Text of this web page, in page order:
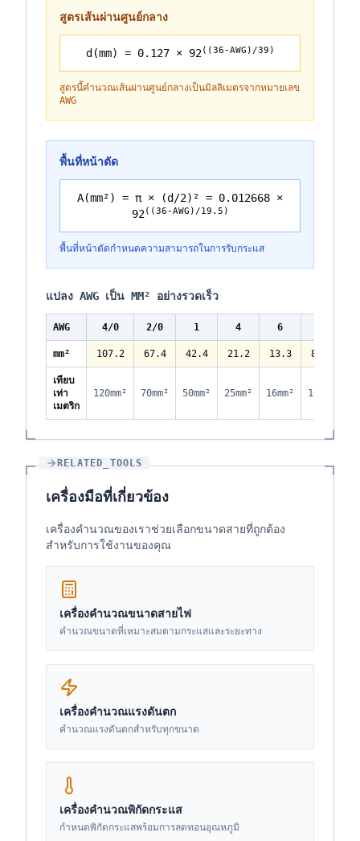
สูตรเส้นผ่านศูนย์กลาง
d(mm) = 0.127 × 92((36-AWG)/39)
สูตรนี้คำนวณเส้นผ่านศูนย์กลางเป็นมิลลิเมตรจากหมายเลข
AWG
พื้นที่หน้าตัด
A(mm²) = π × (d/2)² = 0.012668 ×
92((36-AWG)/19.5)
พื้นที่หน้าตัดกำหนดความสามารถในการรับกระแส
แปลง AWG เป็น MM² อย่างรวดเร็ว
AWG 4/0 2/0 1 4 6
mm² 107.2 67.4 42.4 21.2 13.3 8.37
เทียบ
เท่า
เมตริก
120mm² 70mm² 50mm² 25mm² 16mm² 10mm²
RELATED_TOOLS
เครื่องมือที่เกี่ยวข้อง
เครื่องคำนวณของเราช่วยเลือกขนาดสายที่ถูกต้อง
สำหรับการใช้งานของคุณ
เครื่องคำนวณขนาดสายไฟ
คำนวณขนาดที่เหมาะสมตามกระแสและระยะทาง
เครื่องคำนวณแรงดันตก
คำนวณแรงดันตกสำหรับทุกขนาด
เครื่องคำนวณพิกัดกระแส
กำหนดพิกัดกระแสพร้อมการลดทอนอุณหภูมิ